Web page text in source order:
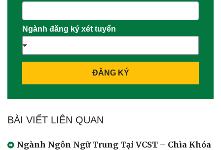
Ngành đăng ký xét tuyển
ĐĂNG KÝ
BÀI VIẾT LIÊN QUAN
Ngành Ngôn Ngữ Trung Tại VCST – Chìa Khóa